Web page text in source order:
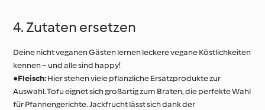
4. Zutaten ersetzen
Deine nicht veganen Gästen lernen leckere vegane Köstlichkeiten
kennen − und alle sind happy!
●Fleisch:Hier stehen viele pflanzliche Ersatzprodukte zur
Auswahl. Tofu eignet sich großartig zum Braten, die perfekte Wahl
für Pfannengerichte. Jackfrucht lässt sich dank der